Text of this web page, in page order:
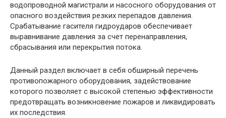
водопроводной магистрали и насосного оборудования от
опасного воздействия резких перепадов давления.
Срабатывание гасителя гидроударов обеспечивает
выравнивание давления за счет перенаправления,
сбрасывания или перекрытия потока.
Данный раздел включает в себя обширный перечень
противопожарного оборудования, задействование
которого позволяет с высокой степенью эффективности
предотвращать возникновение пожаров и ликвидировать
их последствия.